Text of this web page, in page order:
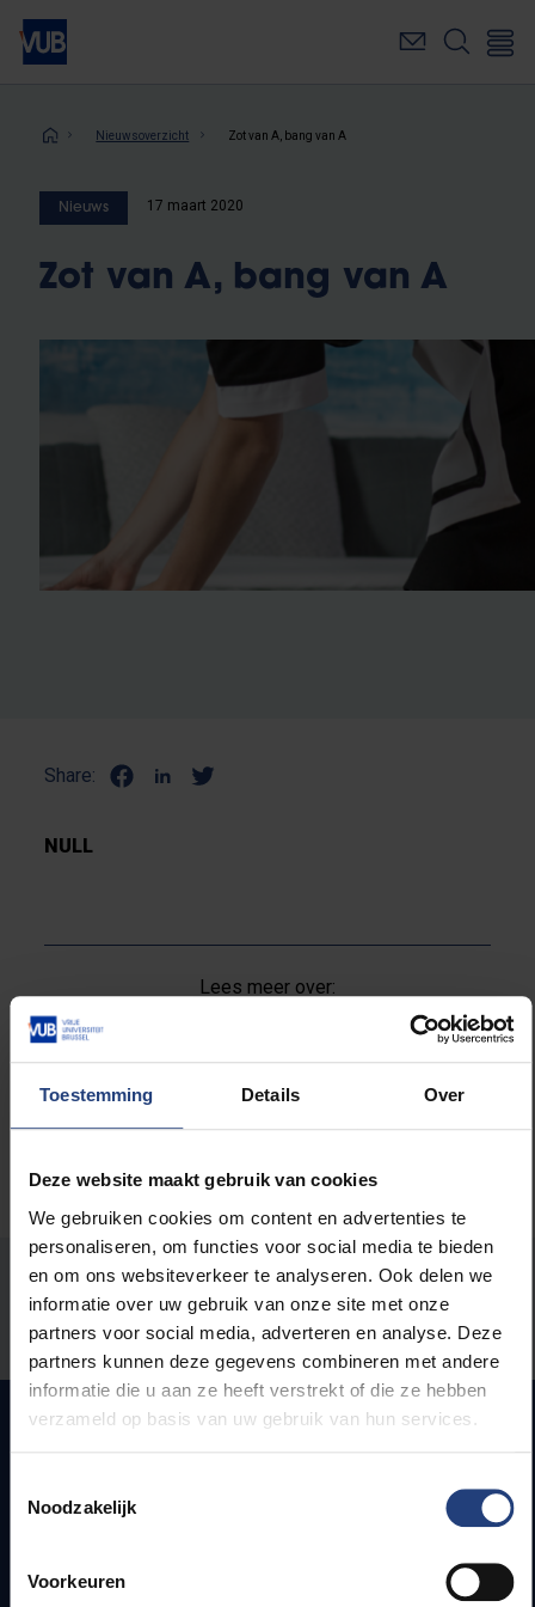
Toestemming Details Over
Deze website maakt gebruik van cookies
We gebruiken cookies om content en advertenties te
personaliseren, om functies voor social media te bieden
en om ons websiteverkeer te analyseren. Ook delen we
informatie over uw gebruik van onze site met onze
partners voor social media, adverteren en analyse. Deze
partners kunnen deze gegevens combineren met andere
informatie die u aan ze heeft verstrekt of die ze hebben
verzameld op basis van uw gebruik van hun services.
Noodzakelijk
Voorkeuren
Overslaan
naar
inhoudKruimelpad
Nieuwsoverzicht Zot van A, bang van A
Nieuws 17 maart 2020
Zot van A, bang van A
Share:
NULL
Lees meer over:
Stond er een fout op deze pagina?
Laat het ons weten
Lesroosters